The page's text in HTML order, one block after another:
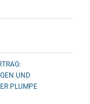
UND
PLUMPE